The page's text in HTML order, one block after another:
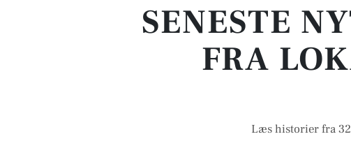
SENESTE
FRA
Læs historier fra